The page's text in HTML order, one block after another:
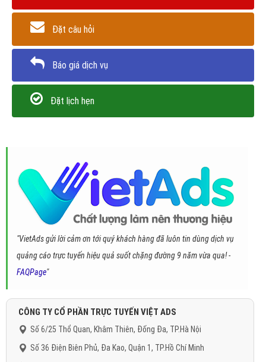
Đặt câu hỏi
Báo giá dịch vụ
Đặt lịch hẹn
"VietAds gửi lời cảm ơn tới quý khách hàng đã luôn tin dùng dịch vụ
quảng cáo trực tuyến hiệu quả suốt chặng đường 9 năm vừa qua! -
FAQPage"
CÔNG TY CỔ PHẦN TRỰC TUYẾN VIỆT ADS
Số 6/25 Thổ Quan, Khâm Thiên, Đống Đa, TP.Hà Nội
Số 36 Điện Biên Phủ, Đa Kao, Quận 1, TP.Hồ Chí Minh